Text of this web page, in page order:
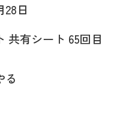
28日
共有シート 65回目
る